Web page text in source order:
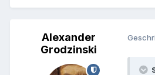
Alexander
Grodzinski